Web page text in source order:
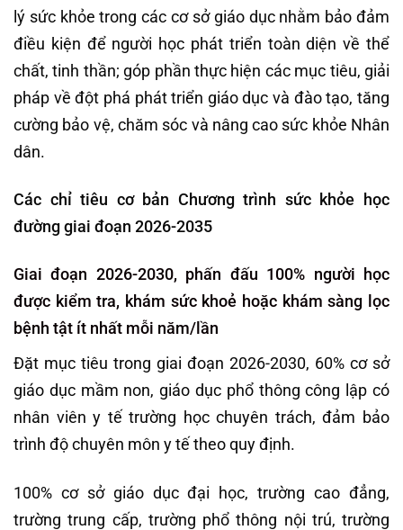
lý sức khỏe trong các cơ sở giáo dục nhằm bảo đảm
điều kiện để người học phát triển toàn diện về thể
chất, tinh thần; góp phần thực hiện các mục tiêu, giải
pháp về đột phá phát triển giáo dục và đào tạo, tăng
cường bảo vệ, chăm sóc và nâng cao sức khỏe Nhân
dân.
Các chỉ tiêu cơ bản Chương trình sức khỏe học
đường giai đoạn 2026-2035
Giai đoạn 2026-2030, phấn đấu 100% người học
được kiểm tra, khám sức khoẻ hoặc khám sàng lọc
bệnh tật ít nhất mỗi năm/lần
Đặt mục tiêu trong giai đoạn 2026-2030, 60% cơ sở
giáo dục mầm non, giáo dục phổ thông công lập có
nhân viên y tế trường học chuyên trách, đảm bảo
trình độ chuyên môn y tế theo quy định.
100% cơ sở giáo dục đại học, trường cao đẳng,
trường trung cấp, trường phổ thông nội trú, trường